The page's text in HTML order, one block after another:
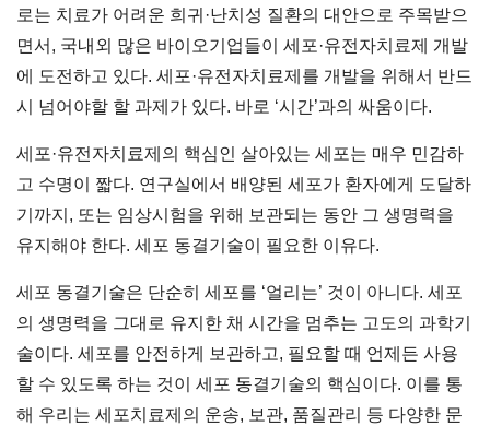
로는 치료가 어려운 희귀·난치성 질환의 대안으로 주목받으
면서, 국내외 많은 바이오기업들이 세포·유전자치료제 개발
에 도전하고 있다. 세포·유전자치료제를 개발을 위해서 반드
시 넘어야할 할 과제가 있다. 바로 ‘시간’과의 싸움이다.
세포·유전자치료제의 핵심인 살아있는 세포는 매우 민감하
고 수명이 짧다. 연구실에서 배양된 세포가 환자에게 도달하
기까지, 또는 임상시험을 위해 보관되는 동안 그 생명력을
유지해야 한다. 세포 동결기술이 필요한 이유다.
세포 동결기술은 단순히 세포를 ‘얼리는’ 것이 아니다. 세포
의 생명력을 그대로 유지한 채 시간을 멈추는 고도의 과학기
술이다. 세포를 안전하게 보관하고, 필요할 때 언제든 사용
할 수 있도록 하는 것이 세포 동결기술의 핵심이다. 이를 통
해 우리는 세포치료제의 운송, 보관, 품질관리 등 다양한 문